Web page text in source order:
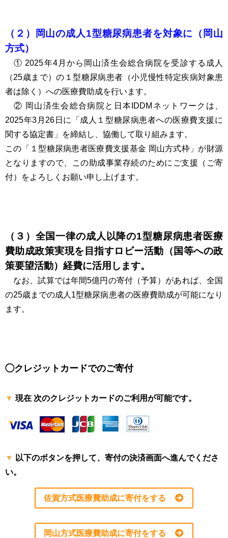
（２）岡山の成人1型糖尿病患者を対象に（岡山
方式）
① 2025年4月から岡山済生会総合病院を受診する成人
（25歳まで）の１型糖尿病患者（小児慢性特定疾病対象患
者は除く）への医療費助成を行います。
② 岡山済生会総合病院と日本IDDMネットワークは、
2025年3月26日に「成人１型糖尿病患者への医療費支援に
関する協定書」を締結し、協働して取り組みます。
この「１型糖尿病患者医療費支援基金 岡山方式枠」が財源
となりますので、この助成事業存続のためにご支援（ご寄
付）をよろしくお願い申し上げます。
（３）全国一律の成人以降の1型糖尿病患者医療
費助成政策実現を目指すロビー活動（国等への政
策要望活動）経費に活用します。
なお、試算では年間5億円の寄付（予算）があれば、全国
の25歳までの成人1型糖尿病患者の医療費助成が可能になり
ます。
◯クレジットカードでのご寄付
現在 次のクレジットカードのご利用が可能です。
以下のボタンを押して、寄付の決済画面へ進んでくださ
い。
佐賀方式医療費助成に寄付をする
岡山方式医療費助成に寄付をする